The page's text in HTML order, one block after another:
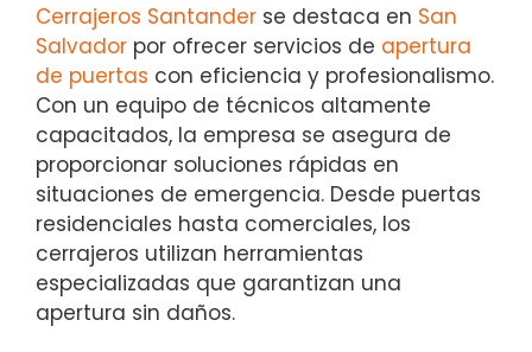
Cerrajeros Santander se destaca en San
Salvador por ofrecer servicios de apertura
de puertas con eficiencia y profesionalismo.
Con un equipo de técnicos altamente
capacitados, la empresa se asegura de
proporcionar soluciones rápidas en
situaciones de emergencia. Desde puertas
residenciales hasta comerciales, los
cerrajeros utilizan herramientas
especializadas que garantizan una
apertura sin daños.